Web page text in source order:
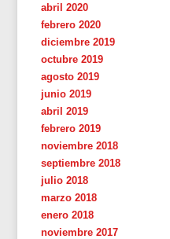
abril 2020
febrero 2020
diciembre 2019
octubre 2019
agosto 2019
junio 2019
abril 2019
febrero 2019
noviembre 2018
septiembre 2018
julio 2018
marzo 2018
enero 2018
noviembre 2017